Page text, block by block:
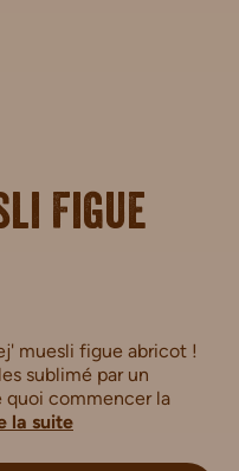
Figue
muesli figue abricot !
sublimé par un
quoi commencer la
la suite